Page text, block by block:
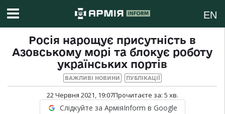
EN
Росія нарощує присутність в
Азовському морі та блокує роботу
українських портів
ВАЖЛИВІ НОВИНИ ПУБЛІКАЦІЇ
22 Червня 2021, 19:07Прочитаєте за: 5 хв.
Слідкуйте за АрміяInform в Google